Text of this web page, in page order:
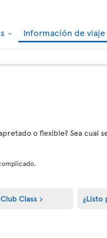
Información de viaje
o flexible? Sea cual
Club Class ¿Listo